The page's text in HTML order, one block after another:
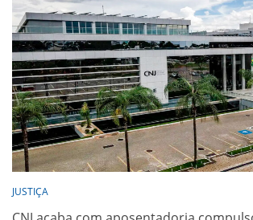
JUSTIÇA